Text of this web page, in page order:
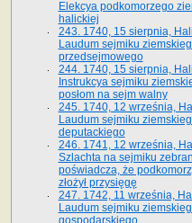
Elekcya podkomorzego
halickiej
243. 1740, 15 sierpnia,
Laudum sejmiku
przedsejmowego
244. 1740, 15 sierpnia,
Instrukcya sejmiku
posłom na sejm walny
245. 1740, 12 września,
Laudum sejmiku
deputackiego
246. 1741, 12 września,
Szlachta na sejmiku
poświadcza, że
złożył przysięgę
247. 1742, 11 września,
Laudum sejmiku
gospodarskiego